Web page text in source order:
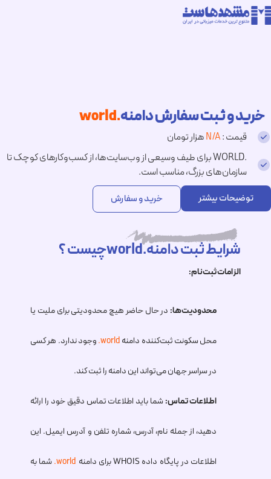
خرید و ثبت سفارش دامنه.world
قیمت :N/Aهزار تومان
.WORLD برای طیف وسیعی از وب‌سایت‌ها، از کسب‌وکارهای کوچک تا
سازمان‌های بزرگ، مناسب است.
توضیحات بیشتر خرید و سفارش
شرایط ثبت دامنه.worldچیست ؟
الزامات ثبت‌نام:
محدودیت‌ها: در حال حاضر هیچ محدودیتی برای ملیت یا
محل سکونت ثبت‌کننده دامنه.worldوجود ندارد. هر کسی
در سراسر جهان می‌تواند این دامنه را ثبت کند.
اطلاعات تماس: شما باید اطلاعات تماس دقیق خود را ارائه
دهید، از جمله نام، آدرس، شماره تلفن و آدرس ایمیل. این
اطلاعات در پایگاه داده WHOIS برای دامنه .world شما به